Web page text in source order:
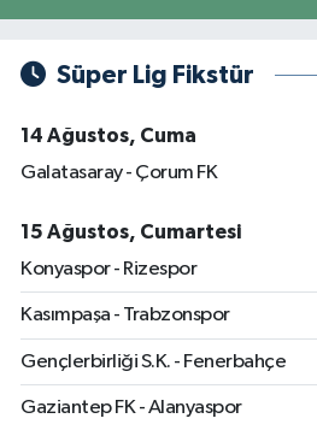
Süper Lig Fikstür
14 Ağustos, Cuma
Galatasaray - Çorum FK
15 Ağustos, Cumartesi
Konyaspor - Rizespor
Kasımpaşa - Trabzonspor
Gençlerbirliği S.K. - Fenerbahçe
Gaziantep FK - Alanyaspor